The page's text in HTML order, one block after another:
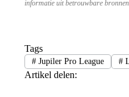
informatie uit betrouwbare
Tags
#Jupiler Pro League #
Artikel delen: